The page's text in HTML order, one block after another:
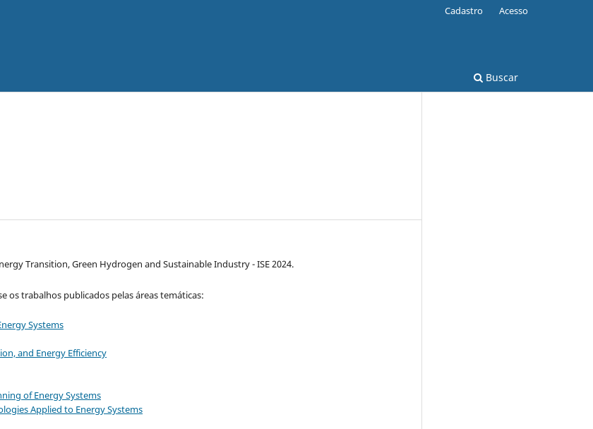
Buscar
Cadastro Acesso
Transition, Green Hydrogen and Sustainable Industry - ISE 2024.
os trabalhos publicados pelas áreas temáticas:
Systems
and Energy Efficiency
of Energy Systems
Applied to Energy Systems